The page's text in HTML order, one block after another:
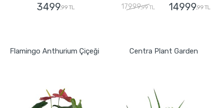
3499,99 TL 17999,99 TL 14999,99 TL
Flamingo Anthurium Çiçeği Centra Plant Garden